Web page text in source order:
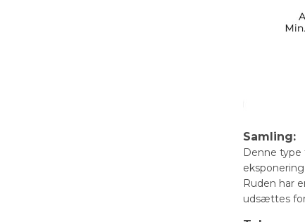
Samling:
Denne
Ruden har
udsættes